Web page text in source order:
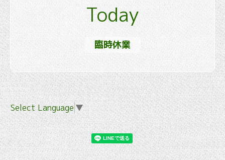
Today
臨時休業
Select Language ▼